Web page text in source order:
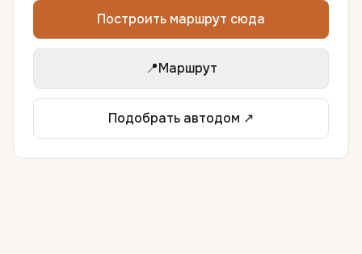
Построить маршрут сюда
📍Маршрут
Подобрать автодом ↗